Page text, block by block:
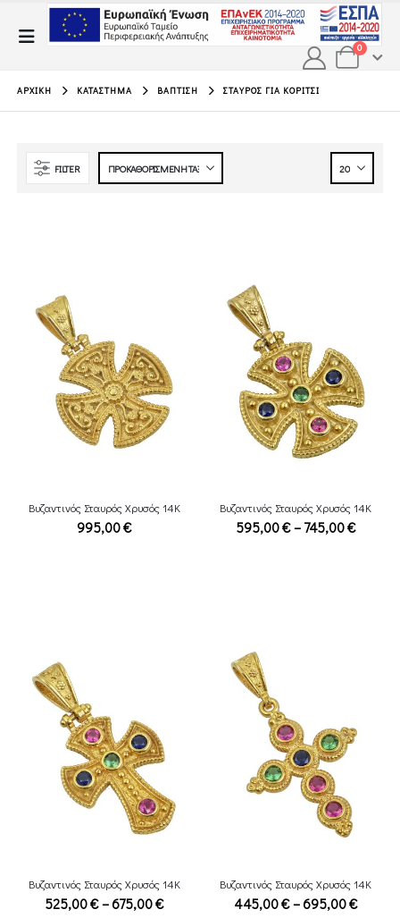
0
ΑΡΧΙΚΉ ΚΑΤΆΣΤΗΜΑ ΒΆΠΤΙΣΗ ΣΤΑΥΡΌΣ ΓΙΑ ΚΟΡΊΤΣΙ
FILTER
Βυζαντινός Σταυρός Χρυσός 14Κ
995,00€
Βυζαντινός Σταυρός Χρυσός 14Κ
595,00€– 745,00€Price
Βυζαντινός Σταυρός Χρυσός 14Κ
525,00€– 675,00€Price
Βυζαντινός Σταυρός Χρυσός 14Κ
445,00€– 695,00€Price